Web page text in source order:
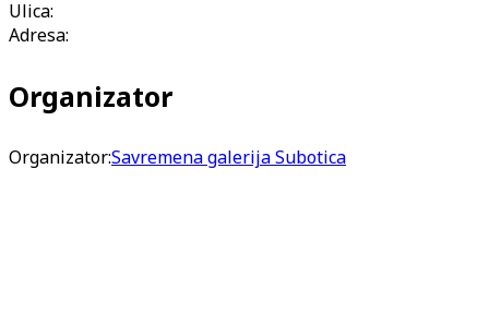
Ulica:
Adresa:
Organizator
Organizator:Savremena galerija Subotica